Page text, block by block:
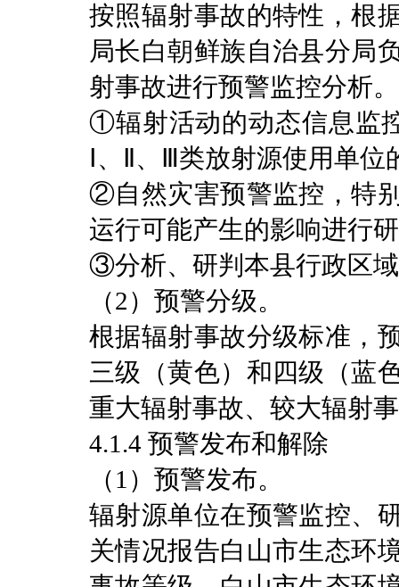
按照辐射事故的特性，根
局长白朝鲜族自治县分局
射事故进行预警监控分析。
①辐射活动的动态信息监
Ⅰ、Ⅱ、Ⅲ类放射源使用单
②自然灾害预警监控，特
运行可能产生的影响进行
③分析、研判本县行政区
（2）预警分级。
根据辐射事故分级标准，
三级（黄色）和四级（蓝
重大辐射事故、较大辐射
4.1.4 预警发布和解除
（1）预警发布。
辐射源单位在预警监控、
关情况报告白山市生态环